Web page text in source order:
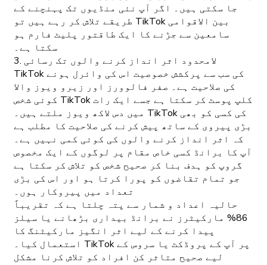
جا سکتی ہیں۔ اگر آپ نئی منڈیوں تک پہنچنے کے
طریقے تلاش کر رہے ہیں تو TikTok بین الاقوامی
سامعین سے جڑنے کا ایک طاقتور پلیٹ فارم ہو
سکتا ہے۔
3. لامحدود اثر انداز کرنے والوں تک رسائی
TikTok کی سب سے پرکشش خصوصیت اس کی وائرل ہونے
کی صلاحیت ہے۔ صفر فالوورز اور زیرو ویوز والا
کوئی شخص TikTok کلپ پوسٹ کر سکتا ہے جسے ایک رات
میں دس لاکھ ویوز ملتے ہیں۔ TikTok کی کسی کو بھی
بڑی پیروی کے ساتھ پیش کرنے کی صلاحیت کا مطلب ہے
کہ اثر انداز کرنے والوں کی کوئی کمی نہیں ہے۔
آپ کا برانڈ کسی خاص مقام پر لوگوں کے ایک مخصوص
گروپ کو ہدف بنا کر صحیح شخص کو تلاش کر سکتا ہے
جو تمام تقاضوں کو پورا کرتا ہو اور اس کی بڑی
تعداد میں پیروکار ہوں۔
حالیہ اعداد و شمار سے پتہ چلتا ہے کہ تقریباً
86% مارکیٹرز نے برانڈ بیداری بڑھانے یا سیلز
پیدا کرنے کے لیے اثر انگیز مارکیٹنگ کا
استعمال کیا۔ TikTok پر آپ کے پروڈکٹ یا سروس کے
لیے صحیح متاثر کن افراد کو تلاش کرنا مشکل